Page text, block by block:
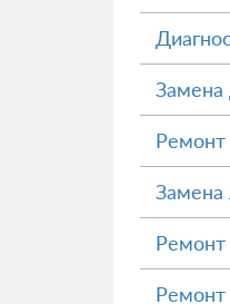
Замена
Ремонт
Замена
Ремонт
Ремонт